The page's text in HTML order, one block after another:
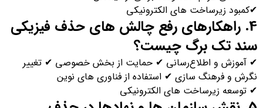
✔کمبود زیرساخت های الکترونیکی
4. راهکارهای رفع چالش های حذف فیزیکی
سند تک برگ چیست؟
✔ آموزش و اطلاع‌رسانی ✔ حمایت از بخش خصوصی ✔ تغییر
نگرش و فرهنگ سازی ✔ استفاده از فناوری های نوین
✔ توسعه زیرساخت های الکترونیکی